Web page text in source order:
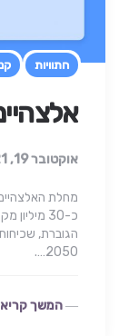
התוויות
אוקטובר 19, 2021
מחלת
כ-30
הגוברת,
2050….
המשך